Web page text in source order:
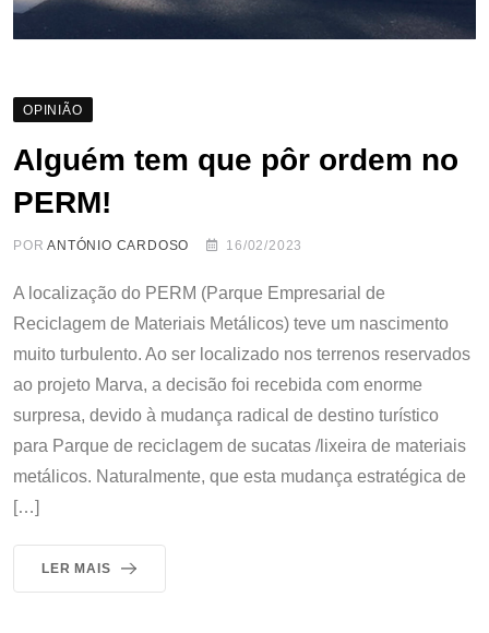
OPINIÃO
Alguém tem que pôr ordem no
PERM!
PORANTÓNIO CARDOSO 16/02/2023
A localização do PERM (Parque Empresarial de
Reciclagem de Materiais Metálicos) teve um nascimento
muito turbulento. Ao ser localizado nos terrenos reservados
ao projeto Marva, a decisão foi recebida com enorme
surpresa, devido à mudança radical de destino turístico
para Parque de reciclagem de sucatas /lixeira de materiais
metálicos. Naturalmente, que esta mudança estratégica de
[…]
LER MAIS